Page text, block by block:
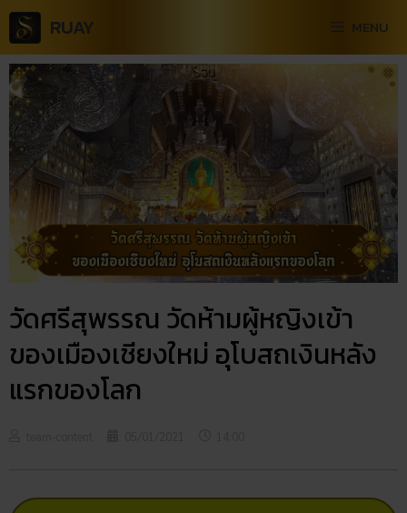
RUAY MENU
วัดศรีสุพรรณ วัดห้ามผู้หญิงเข้า
ของเมืองเชียงใหม่ อุโบสถเงินหลัง
แรกของโลก